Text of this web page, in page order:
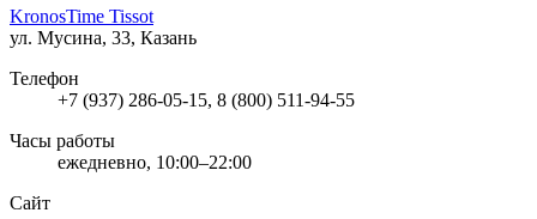
KronosTime Tissot
ул. Мусина, 33, Казань
Телефон
+7 (937) 286-05-15, 8 (800) 511-94-55
Часы работы
ежедневно, 10:00–22:00
Сайт